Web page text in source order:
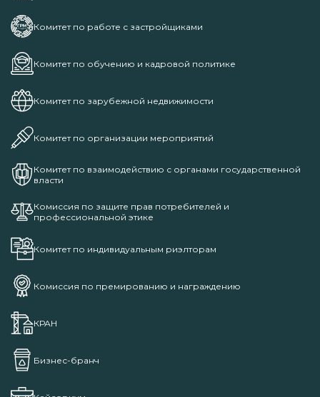
Комитет по работе с застройщиками
Комитет по обучению и кадровой политике
Комитет по зарубежной недвижимости
Комитет по организации мероприятий
Комитет по взаимодействию с органами государственной
власти
Комиссия по защите прав потребителей и
профессиональной этике
Комитет по индивидуальным риэлторам
Комиссия по премированию и награждению
КРАН
Бизнес-бранч